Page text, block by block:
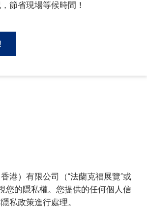
節省現場等候時間！
港）有限公司（“法蘭克福展覽”或
您的隱私權。您提供的任何個人信
私政策進行處理。